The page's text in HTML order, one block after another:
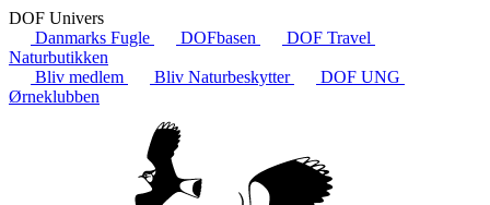
DOF Univers
Danmarks Fugle
DOFbasen
DOF Travel
Naturbutikken
Bliv medlem
Bliv Naturbeskytter
DOF UNG
Ørneklubben